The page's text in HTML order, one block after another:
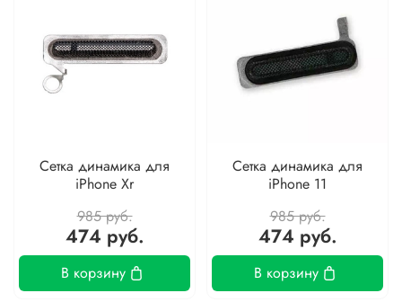
Сетка динамика для
iPhone Xr
985 руб.
474 руб.
В корзину
Сетка динамика для
iPhone 11
985 руб.
474 руб.
В корзину